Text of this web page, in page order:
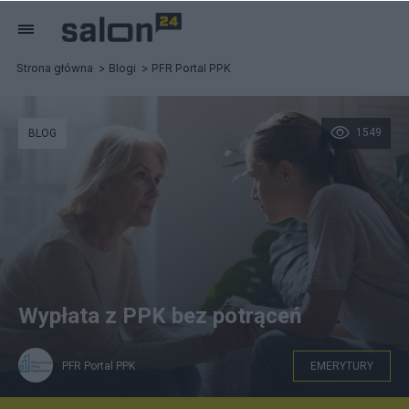
Strona główna Blogi PFR Portal PPK
1549
BLOG
Wypłata z PPK bez potrąceń
PFR Portal PPK EMERYTURY